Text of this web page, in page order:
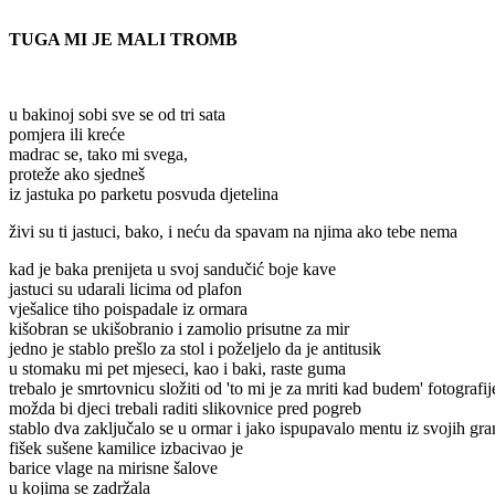
TUGA MI JE MALI TROMB
u bakinoj sobi sve se od tri sata
pomjera ili kreće
madrac se, tako mi svega,
proteže ako sjedneš
iz jastuka po parketu posvuda djetelina
živi su ti jastuci, bako, i neću da spavam na njima ako tebe nema
kad je baka prenijeta u svoj sandučić boje kave
jastuci su udarali licima od plafon
vješalice tiho poispadale iz ormara
kišobran se ukišobranio i zamolio prisutne za mir
jedno je stablo prešlo za stol i poželjelo da je antitusik
u stomaku mi pet mjeseci, kao i baki, raste guma
trebalo je smrtovnicu složiti od 'to mi je za mriti kad budem'
možda bi djeci trebali raditi slikovnice pred pogreb
stablo dva zaključalo se u ormar i jako ispupavalo mentu iz svojih
fišek sušene kamilice izbacivao je
barice vlage na mirisne šalove
u kojima se zadržala